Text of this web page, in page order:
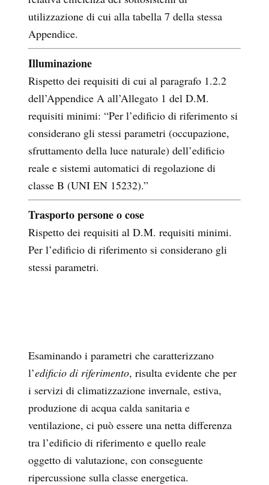
utilizzazione di cui alla tabella 7 della stessa
Appendice.
Illuminazione
Rispetto dei requisiti di cui al paragrafo 1.2.2
dell’Appendice A all’Allegato 1 del D.M.
requisiti minimi: “Per l’edificio di riferimento si
considerano gli stessi parametri (occupazione,
sfruttamento della luce naturale) dell’edificio
reale e sistemi automatici di regolazione di
classe B (UNI EN 15232).”
Trasporto persone o cose
Rispetto dei requisiti al D.M. requisiti minimi.
Per l’edificio di riferimento si considerano gli
stessi parametri.
Esaminando i parametri che caratterizzano
l’edificio di riferimento, risulta evidente che per
i servizi di climatizzazione invernale, estiva,
produzione di acqua calda sanitaria e
ventilazione, ci può essere una netta differenza
tra l’edificio di riferimento e quello reale
oggetto di valutazione, con conseguente
ripercussione sulla classe energetica.